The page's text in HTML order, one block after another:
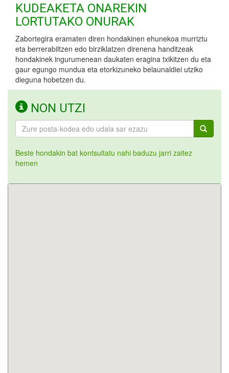
KUDEAKETA ONAREKIN
LORTUTAKO ONURAK
Zabortegira eramaten diren hondakinen ehunekoa murriztu
eta berrerabiltzen edo birziklatzen direnena handitzeak
hondakinek ingurumenean daukaten eragina txikitzen du eta
gaur egungo mundua eta etorkizuneko belaunaldiei utziko
dieguna hobetzen du.
NON UTZI
Beste hondakin bat kontsultatu nahi baduzu jarri zaitez
hemen